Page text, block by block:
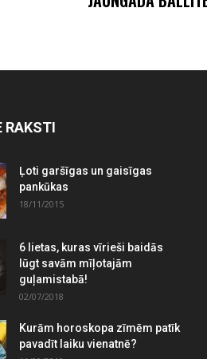
RAKSTI
Ļoti garšīgas un gaisīgas
pankūkas
18/11/2015
6 lietas, kuras vīrieši baidās
lūgt savām mīļotajām
guļamistabā!
02/07/2018
Kurām horoskopa zīmēm patīk
pavadīt laiku vienatnē?